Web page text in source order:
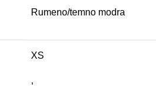
Rumeno/temno modra
XS
,